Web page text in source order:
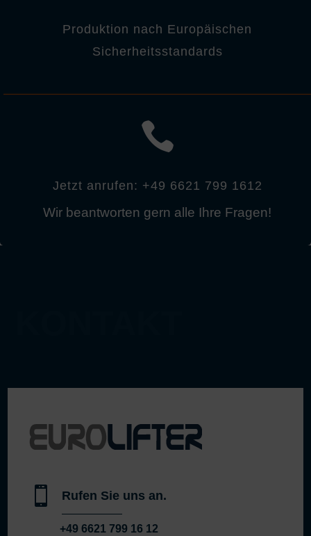
Produktion nach Europäischen
Sicherheitsstandards

Jetzt anrufen: +49 6621 799 1612
Wir beantworten gern alle Ihre Fragen!
 Rufen Sie uns an.
+49 6621 799 16 12